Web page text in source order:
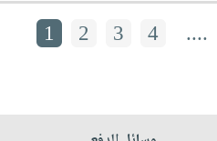
1 2 3 4 ....